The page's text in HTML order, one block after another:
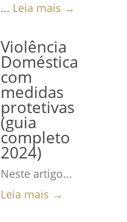
... Leia mais →
Violência
Doméstica
com
medidas
protetivas
(guia
completo
2024)
Neste artigo...
Leia mais →